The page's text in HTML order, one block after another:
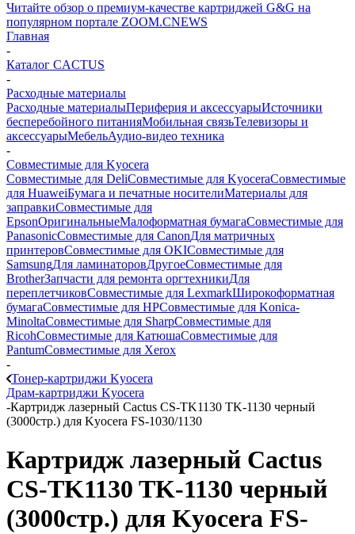
Читайте обзор о премиум-качестве картриджей G&G на
популярном портале ZOOM.CNEWS
Главная
-
Каталог CACTUS
-
Расходные материалы
Расходные материалыПериферия и аксессуарыИсточники
бесперебойного питанияМобильная связьТелевизоры и
аксессуарыМебельАудио-видео техника
-
Совместимые для Kyocera
Совместимые для DeliСовместимые для KyoceraСовместимые
для HuaweiБумага и печатные носителиМатериалы для
заправкиСовместимые для
EpsonОригинальныеМалоформатная бумагаСовместимые для
PanasonicСовместимые для CanonДля матричных
принтеровСовместимые для OKIСовместимые для
SamsungДля ламинаторовДругоеСовместимые для
BrotherЗапчасти для ремонта оргтехникиДля
переплетчиковСовместимые для LexmarkШирокоформатная
бумагаСовместимые для HPСовместимые для Konica-
MinoltaСовместимые для SharpСовместимые для
RicohСовместимые для КатюшаСовместимые для
PantumСовместимые для Xerox
-
Тонер-картриджи Kyocera
Драм-картриджи Kyocera
-Картридж лазерный Cactus CS-TK1130 TK-1130 черный
(3000стр.) для Kyocera FS-1030/1130
Картридж лазерный Cactus
CS-TK1130 TK-1130 черный
(3000стр.) для Kyocera FS-